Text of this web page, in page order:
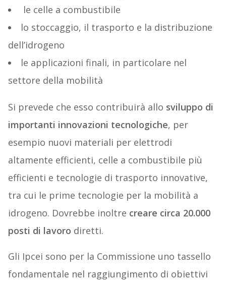
le celle a combustibile
lo stoccaggio, il trasporto e la distribuzione
dell’idrogeno
le applicazioni finali, in particolare nel
settore della mobilità
Si prevede che esso contribuirà allo sviluppo di
importanti innovazioni tecnologiche, per
esempio nuovi materiali per elettrodi
altamente efficienti, celle a combustibile più
efficienti e tecnologie di trasporto innovative,
tra cui le prime tecnologie per la mobilità a
idrogeno. Dovrebbe inoltre creare circa 20.000
posti di lavoro diretti.
Gli Ipcei sono per la Commissione uno tassello
fondamentale nel raggiungimento di obiettivi